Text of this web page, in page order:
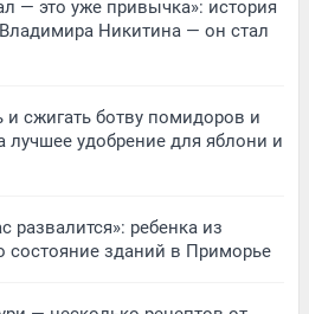
— это уже привычка»: история
Никитина — он стал
сжигать ботву помидоров и
лучшее удобрение для яблони и
развалится»: ребенка из
состояние зданий в Приморье